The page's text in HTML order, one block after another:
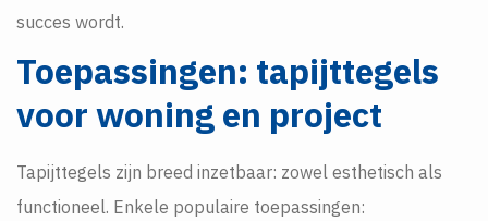
succes wordt.
Toepassingen: tapijttegels
voor woning en project
Tapijttegels zijn breed inzetbaar: zowel esthetisch als
functioneel. Enkele populaire toepassingen: